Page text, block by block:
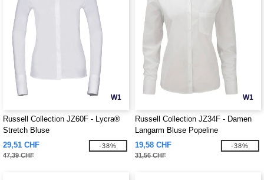
W1
Russell Collection JZ60F - Lycra®
Stretch Bluse
29,51 CHF
47,39 CHF
-38%
W1
Russell Collection JZ34F - Damen
Langarm Bluse Popeline
19,58 CHF
31,56 CHF
-38%